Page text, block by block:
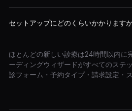
セットアップにどのくらいかかります
ほとんどの新しい診療は24時間以内に
ーディングウィザードがすべてのステ
診フォーム・予約タイプ・請求設定・